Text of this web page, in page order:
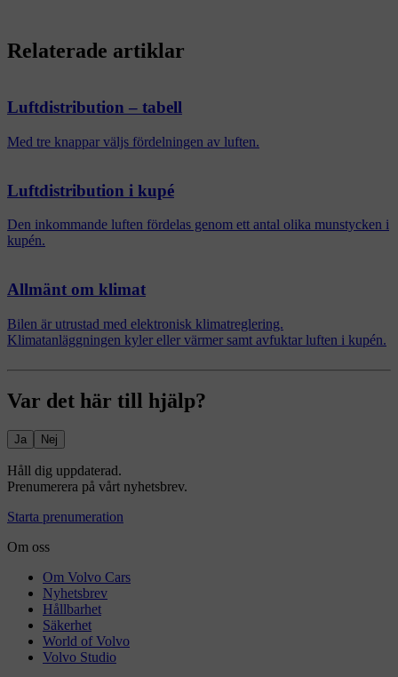
Relaterade artiklar
Luftdistribution – tabell
Med tre knappar väljs fördelningen av luften.
Luftdistribution i kupé
Den inkommande luften fördelas genom ett antal olika munstycken i
kupén.
Allmänt om klimat
Bilen är utrustad med elektronisk klimatreglering.
Klimatanläggningen kyler eller värmer samt avfuktar luften i kupén.
Var det här till hjälp?
Ja Nej